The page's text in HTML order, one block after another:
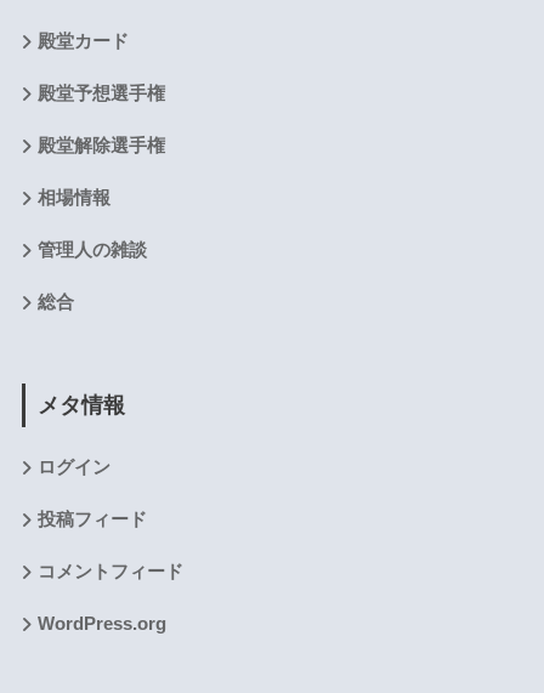
殿堂カード
殿堂予想選手権
殿堂解除選手権
相場情報
管理人の雑談
総合
メタ情報
ログイン
投稿フィード
コメントフィード
WordPress.org